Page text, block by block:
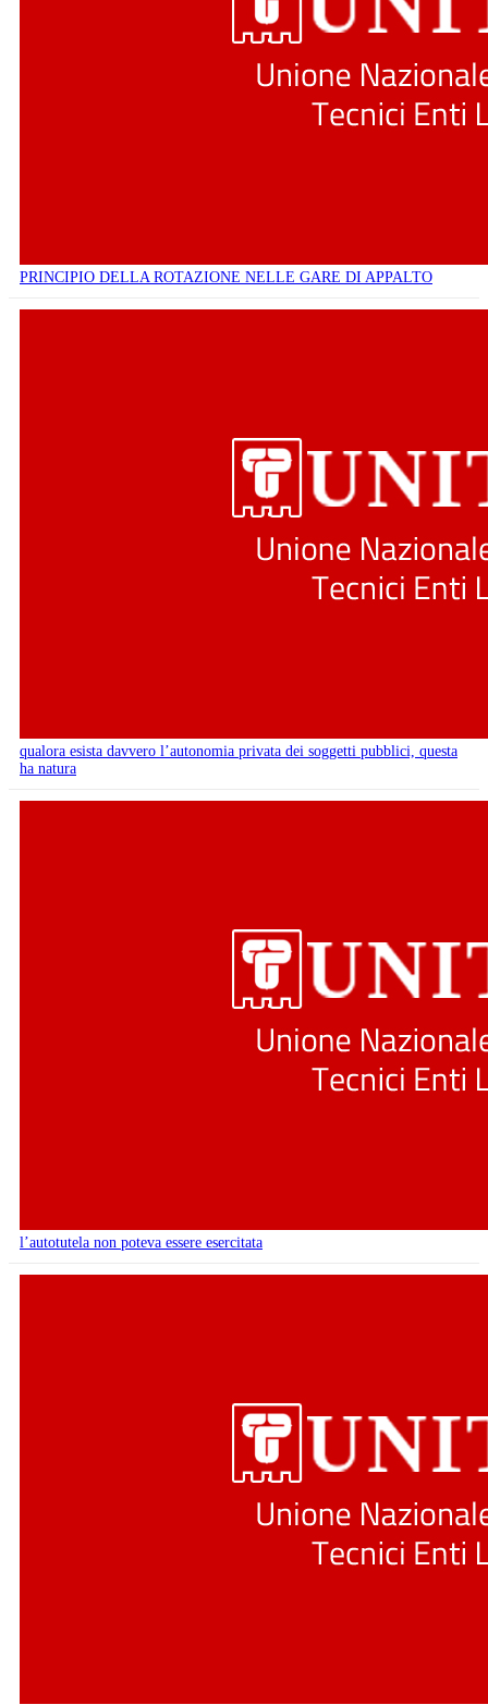
PRINCIPIO DELLA ROTAZIONE NELLE GARE DI APPALTO
qualora esista davvero l’autonomia privata dei soggetti pubblici, questa
ha natura
l’autotutela non poteva essere esercitata